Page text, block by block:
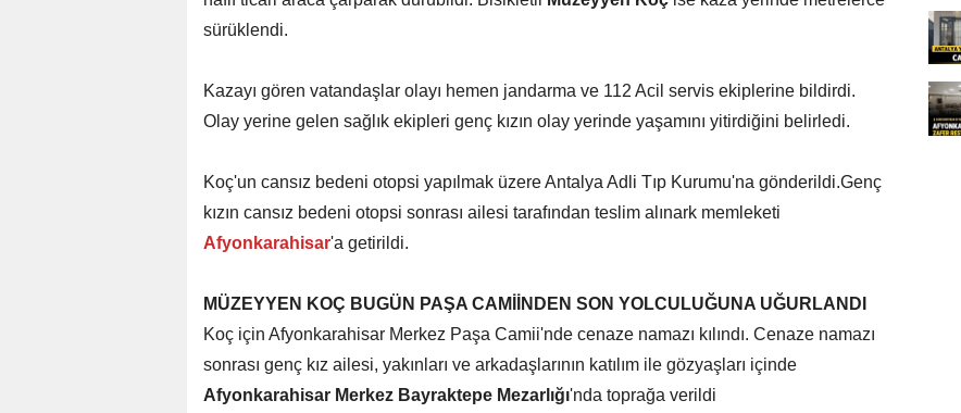
sürüklendi.
Kazayı gören vatandaşlar olayı hemen jandarma ve 112 Acil servis ekiplerine bildirdi.
Olay yerine gelen sağlık ekipleri genç kızın olay yerinde yaşamını yitirdiğini belirledi.
Koç'un cansız bedeni otopsi yapılmak üzere Antalya Adli Tıp Kurumu'na gönderildi.Genç
kızın cansız bedeni otopsi sonrası ailesi tarafından teslim alınark memleketi
Afyonkarahisar'a getirildi.
MÜZEYYEN KOÇ BUGÜN PAŞA CAMİİNDEN SON YOLCULUĞUNA UĞURLANDI
Koç için Afyonkarahisar Merkez Paşa Camii'nde cenaze namazı kılındı. Cenaze namazı
sonrası genç kız ailesi, yakınları ve arkadaşlarının katılım ile gözyaşları içinde
Afyonkarahisar Merkez Bayraktepe Mezarlığı'nda toprağa verildi